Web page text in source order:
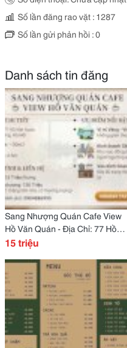
Số lần đăng rao vặt : 1287
Số lần gửi phản hồi : 0
Danh sách tin đăng
Sang Nhượng Quán Cafe View
Hồ Văn Quán - Địa Chỉ: 77 Hồ
Văn Quán, Hà Đông, Hà Nội Khu
15 triệu